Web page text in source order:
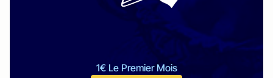
1€ Le Premier Mois